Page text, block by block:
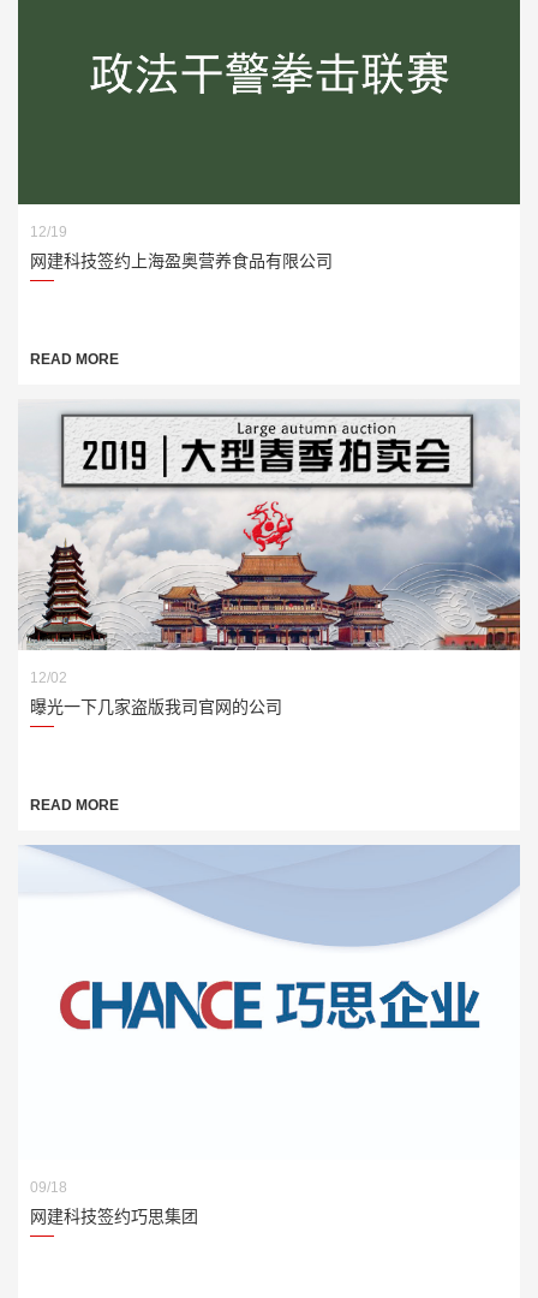
12/19
网建科技签约上海盈奥营养食品有限公司
READ MORE
12/02
曝光一下几家盗版我司官网的公司
READ MORE
09/18
网建科技签约巧思集团